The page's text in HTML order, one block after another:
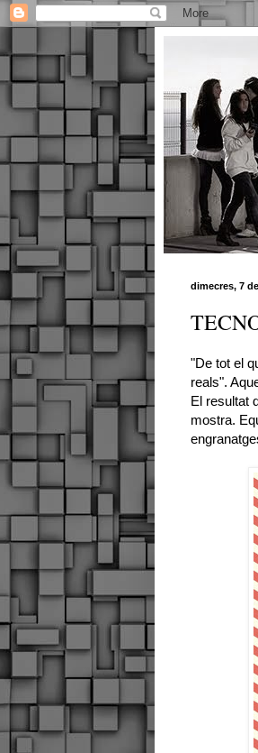
dimecres, 7
"De tot el
reals".
El resultat
mostra.